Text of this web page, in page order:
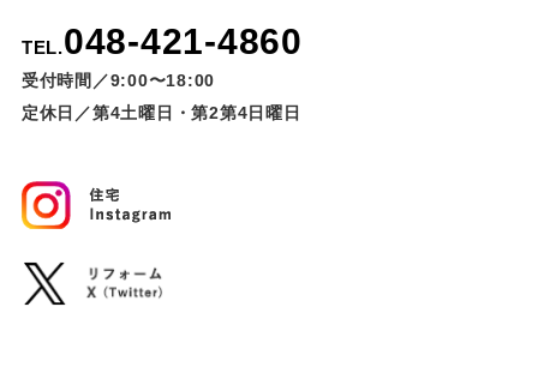
TEL.048-421-4860
受付時間／9:00〜18:00
定休日／第4土曜日・第2第4日曜日